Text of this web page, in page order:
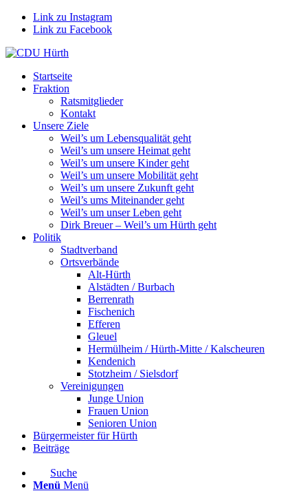
Link zu Instagram
Link zu Facebook
Startseite
Fraktion
Ratsmitglieder
Kontakt
Unsere Ziele
Weil’s um Lebensqualität geht
Weil’s um unsere Heimat geht
Weil’s um unsere Kinder geht
Weil’s um unsere Mobilität geht
Weil’s um unsere Zukunft geht
Weil’s ums Miteinander geht
Weil’s um unser Leben geht
Dirk Breuer – Weil’s um Hürth geht
Politik
Stadtverband
Ortsverbände
Alt-Hürth
Alstädten / Burbach
Berrenrath
Fischenich
Efferen
Gleuel
Hermülheim / Hürth-Mitte / Kalscheuren
Kendenich
Stotzheim / Sielsdorf
Vereinigungen
Junge Union
Frauen Union
Senioren Union
Bürgermeister für Hürth
Beiträge
Suche
Menü Menü